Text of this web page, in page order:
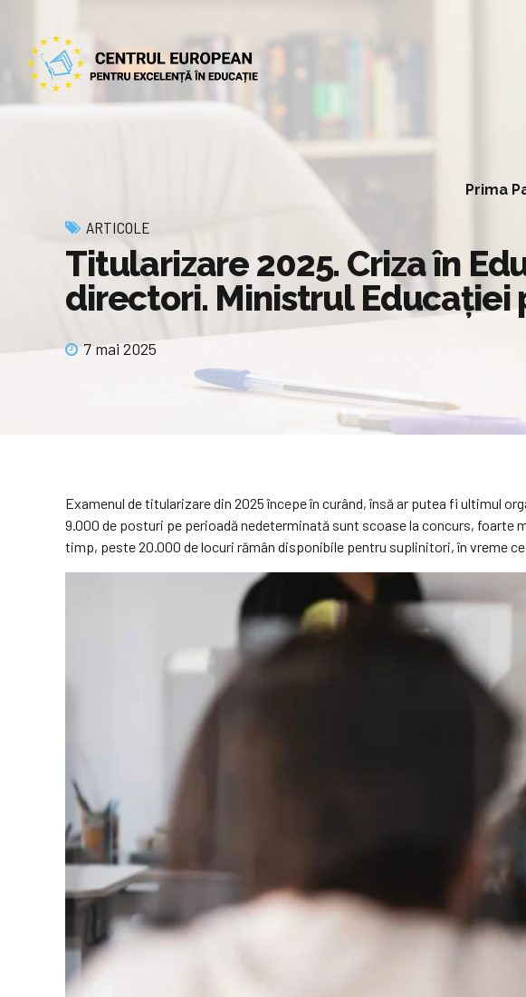
Prima
ARTICOLE
Titularizare 2025. Criza în
directori. Ministrul Educației
7 mai 2025
Examenul de titularizare din 2025 începe în curând, însă ar putea fi ultimul
9.000 de posturi pe perioadă nedeterminată sunt scoase la concurs,
timp, peste 20.000 de locuri rămân disponibile pentru suplinitori, în vreme